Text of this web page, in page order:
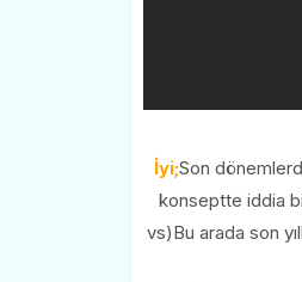
İyi;Son
konseptte iddia
vs)Bu arada son